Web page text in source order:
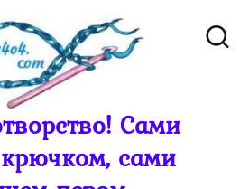
Сами
сами